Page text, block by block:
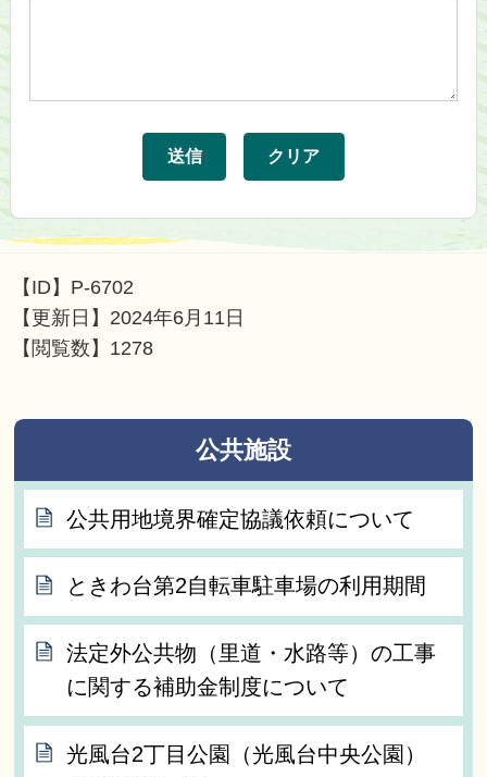
【ID】 P-6702
【更新日】 2024年6月11日
【閲覧数】 1278
公共施設
公共用地境界確定協議依頼について
ときわ台第2自転車駐車場の利用期間
法定外公共物（里道・水路等）の工事
に関する補助金制度について
光風台2丁目公園（光風台中央公園）